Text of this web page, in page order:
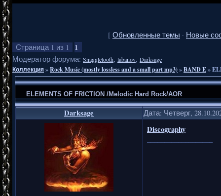
[ Обновленные темы · Новые
Страница 1 из 1 1
Модератор форума: Snaggletooth, labanov, Darksage
Коллекция»Rock Music (mostly lossless and a small part mp3)»BAND E»
ELEMENTS OF FRICTION /Melodic Hard Rock/AOR
Darksage Дата: Четверг,
Discography